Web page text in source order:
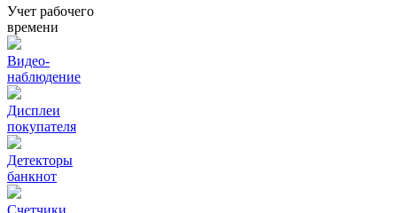
Учет рабочего
времени
Видео‑
наблюдение
Дисплеи
покупателя
Детекторы
банкнот
Счетчики